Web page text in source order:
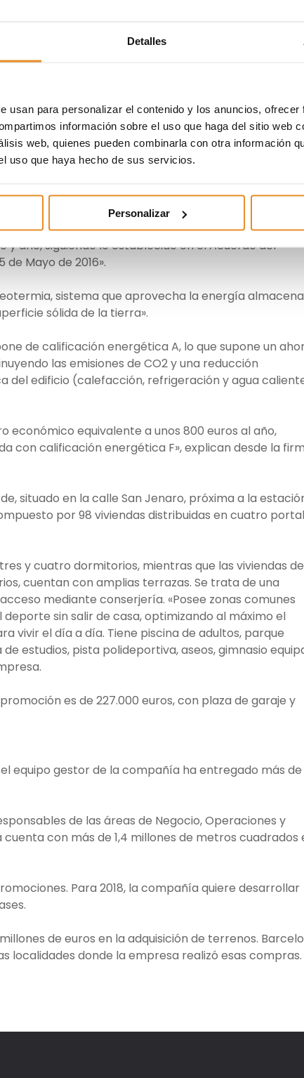
Detalles
usan para personalizar el contenido y los anuncios,
información sobre el uso que haga del sitio web
web, quienes pueden combinarla con otra información
uso que haya hecho de sus servicios.
Personalizar
esta metodología en una promoción, mientras que
posibilitando la detección y corrección de
de construcción, se aplica desde el año 2012 en
nuevo modelo constructivo más eficiente, y
además de la reducción de los plazos de obra,
seguridad y de eficiencia energética», señala
en Vía Célere.
según detalla la compañía, «es un Edificio de
a que la demanda energética del edificio es
año, siguiendo lo establecido en el Acuerdo del
Mayo de 2016».
sistema que aprovecha la energía
sólida de la tierra».
de calificación energética A, lo que supone un
las emisiones de CO2 y una reducción
del edificio (calefacción, refrigeración y agua
económico equivalente a unos 800 euros al año,
con calificación energética F», explican desde la
situado en la calle San Jenaro, próxima a la
por 98 viviendas distribuidas en cuatro
y cuatro dormitorios, mientras que las viviendas
cuentan con amplias terrazas. Se trata de una
mediante conserjería. «Posee zonas comunes
sin salir de casa, optimizando al máximo el
vivir el día a día. Tiene piscina de adultos, parque
estudios, pista polideportiva, aseos, gimnasio
es de 227.000 euros, con plaza de garaje y
equipo gestor de la compañía ha entregado más de
de las áreas de Negocio, Operaciones y
con más de 1,4 millones de metros cuadrados
Para 2018, la compañía quiere desarrollar
de euros en la adquisición de terrenos.
localidades donde la empresa realizó esas compras.